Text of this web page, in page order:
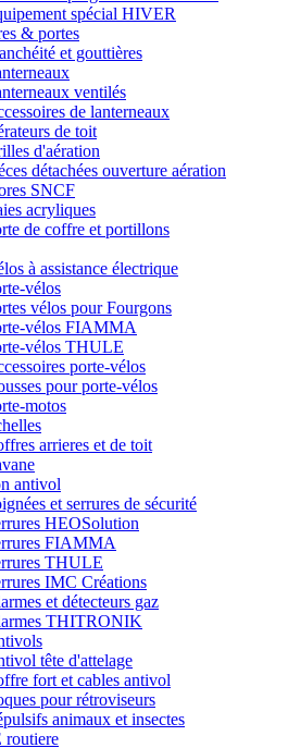
spécial HIVER
& portes
et gouttières
ventilés
de lanterneaux
de toit
d'aération
détachées ouverture aération
SNCF
acryliques
de coffre et portillons
à assistance électrique
vélos
vélos pour Fourgons
vélos FIAMMA
vélos THULE
porte-vélos
pour porte-vélos
motos
arrieres et de toit
antivol
et serrures de sécurité
HEOSolution
FIAMMA
THULE
IMC Créations
et détecteurs gaz
THITRONIK
tête d'attelage
fort et cables antivol
pour rétroviseurs
animaux et insectes
routiere